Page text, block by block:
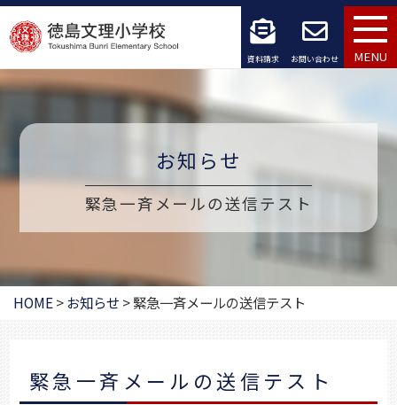
コ
ン
テ
ン
へ
ッ
資料請求 お問い合わせ MENU
お知らせ
緊急一斉メールの送信テスト
HOME>お知らせ >緊急一斉メールの送信テスト
緊急一斉メールの送信テスト